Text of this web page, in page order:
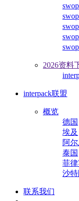
2026资料
interpack联盟
概览
德国
埃及
阿
泰国
菲
沙
联系我们